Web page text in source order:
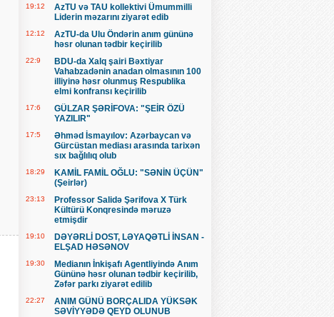
19:12
AzTU və TAU kollektivi Ümummilli
Liderin məzarını ziyarət edib
12:12
AzTU-da Ulu Öndərin anım gününə
həsr olunan tədbir keçirilib
22:9
BDU-da Xalq şairi Bəxtiyar
Vahabzadənin anadan olmasının 100
illiyinə həsr olunmuş Respublika
elmi konfransı keçirilib
17:6
GÜLZAR ŞƏRİFOVA: "ŞEİR ÖZÜ
YAZILIR"
17:5
Əhməd İsmayılov: Azərbaycan və
Gürcüstan mediası arasında tarixən
sıx bağlılıq olub
18:29
KAMİL FAMİL OĞLU: "SƏNİN ÜÇÜN"
(Şeirlər)
23:13
Professor Salidə Şərifova X Türk
Kültürü Konqresində məruzə
etmişdir
19:10
DƏYƏRLİ DOST, LƏYAQƏTLİ İNSAN -
ELŞAD HƏSƏNOV
19:30
Medianın İnkişafı Agentliyində Anım
Gününə həsr olunan tədbir keçirilib,
Zəfər parkı ziyarət edilib
22:27
ANIM GÜNÜ BORÇALIDA YÜKSƏK
SƏVİYYƏDƏ QEYD OLUNUB